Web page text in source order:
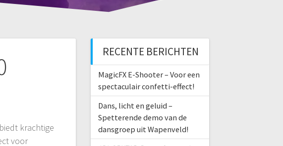
krachtige
voor
RECENTE BERICHTEN
MagicFX E-Shooter – Voor een
spectaculair confetti-effect!
Dans, licht en geluid –
Spetterende demo van de
dansgroep uit Wapenveld!